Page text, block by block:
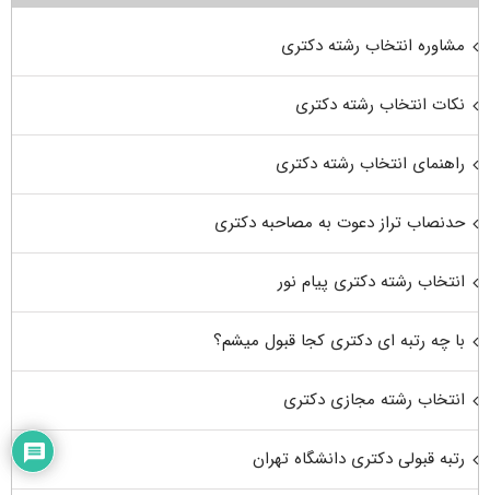
مشاوره انتخاب رشته دکتری
نکات انتخاب رشته دکتری
راهنمای انتخاب رشته دکتری
حدنصاب تراز دعوت به مصاحبه دکتری
انتخاب رشته دکتری پیام نور
با چه رتبه ای دکتری کجا قبول میشم؟
انتخاب رشته مجازی دکتری
رتبه قبولی دکتری دانشگاه تهران